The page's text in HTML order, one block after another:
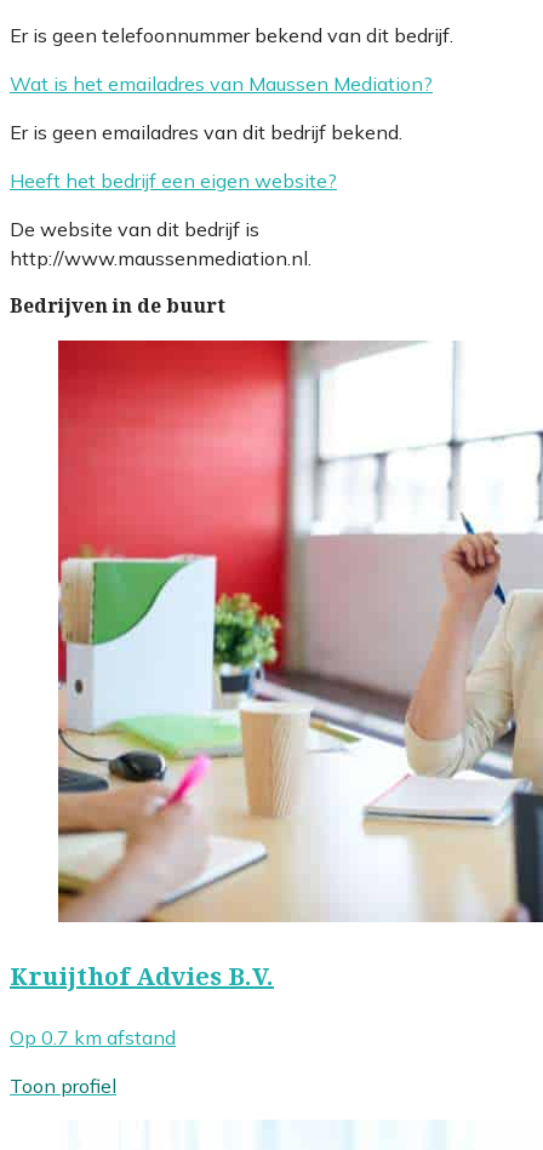
Er is geen telefoonnummer bekend van dit bedrijf.
Wat is het emailadres van Maussen Mediation?
Er is geen emailadres van dit bedrijf bekend.
Heeft het bedrijf een eigen website?
De website van dit bedrijf is
http://www.maussenmediation.nl.
Bedrijven in de buurt
Kruijthof Advies B.V.
Op 0.7 km afstand
Toon profiel